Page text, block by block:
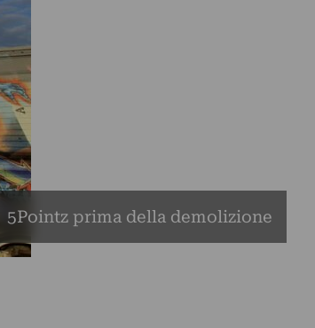
5Pointz prima della demolizione